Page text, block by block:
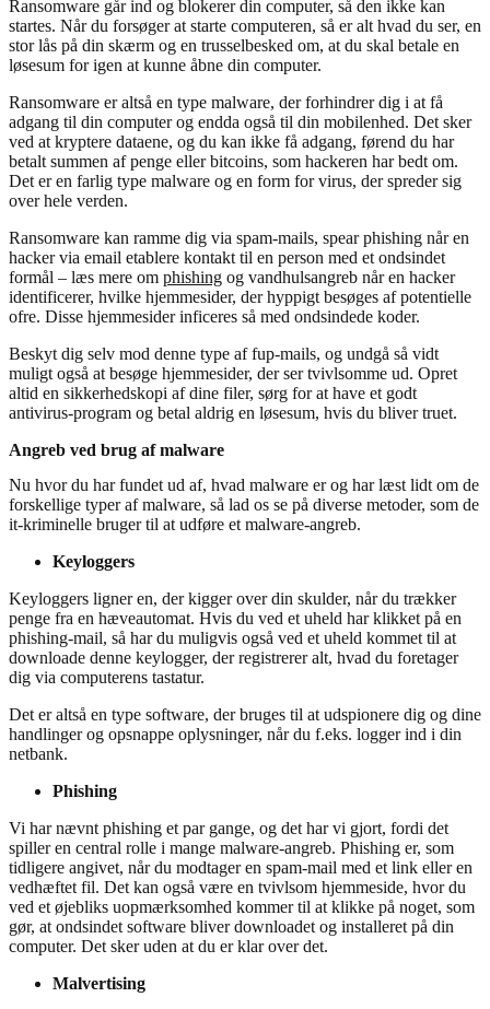
Ransomware går ind og blokerer din computer, så den ikke kan
startes. Når du forsøger at starte computeren, så er alt hvad du ser, en
stor lås på din skærm og en trusselbesked om, at du skal betale en
løsesum for igen at kunne åbne din computer.
Ransomware er altså en type malware, der forhindrer dig i at få
adgang til din computer og endda også til din mobilenhed. Det sker
ved at kryptere dataene, og du kan ikke få adgang, førend du har
betalt summen af penge eller bitcoins, som hackeren har bedt om.
Det er en farlig type malware og en form for virus, der spreder sig
over hele verden.
Ransomware kan ramme dig via spam-mails, spear phishing når en
hacker via email etablere kontakt til en person med et ondsindet
formål – læs mere om phishing og vandhulsangreb når en hacker
identificerer, hvilke hjemmesider, der hyppigt besøges af potentielle
ofre. Disse hjemmesider inficeres så med ondsindede koder.
Beskyt dig selv mod denne type af fup-mails, og undgå så vidt
muligt også at besøge hjemmesider, der ser tvivlsomme ud. Opret
altid en sikkerhedskopi af dine filer, sørg for at have et godt
antivirus-program og betal aldrig en løsesum, hvis du bliver truet.
Angreb ved brug af malware
Nu hvor du har fundet ud af, hvad malware er og har læst lidt om de
forskellige typer af malware, så lad os se på diverse metoder, som de
it-kriminelle bruger til at udføre et malware-angreb.
Keyloggers
Keyloggers ligner en, der kigger over din skulder, når du trækker
penge fra en hæveautomat. Hvis du ved et uheld har klikket på en
phishing-mail, så har du muligvis også ved et uheld kommet til at
downloade denne keylogger, der registrerer alt, hvad du foretager
dig via computerens tastatur.
Det er altså en type software, der bruges til at udspionere dig og dine
handlinger og opsnappe oplysninger, når du f.eks. logger ind i din
netbank.
Phishing
Vi har nævnt phishing et par gange, og det har vi gjort, fordi det
spiller en central rolle i mange malware-angreb. Phishing er, som
tidligere angivet, når du modtager en spam-mail med et link eller en
vedhæftet fil. Det kan også være en tvivlsom hjemmeside, hvor du
ved et øjebliks uopmærksomhed kommer til at klikke på noget, som
gør, at ondsindet software bliver downloadet og installeret på din
computer. Det sker uden at du er klar over det.
Malvertising